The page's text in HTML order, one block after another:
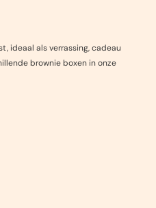
ideaal als verrassing, cadeau
brownie boxen in onze